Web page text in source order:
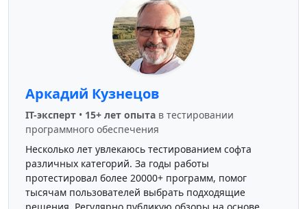
Аркадий Кузнецов
IT-эксперт • 15+ лет опыта в тестировании
программного обеспечения
Несколько лет увлекаюсь тестированием софта
различных категорий. За годы работы
протестировал более 20000+ программ, помог
тысячам пользователей выбрать подходящие